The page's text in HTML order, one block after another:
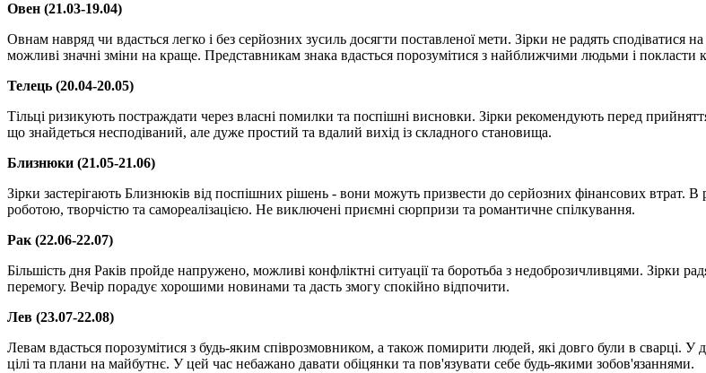
Овен (21.03-19.04)
Овнам навряд чи вдасться легко і без серйозних зусиль досягти поставленої мети. Зірки не радять сподіватися
можливі значні зміни на краще. Представникам знака вдасться порозумітися з найближчими людьми і покласти
Телець (20.04-20.05)
Тільці ризикують постраждати через власні помилки та поспішні висновки. Зірки рекомендують перед
що знайдеться несподіваний, але дуже простий та вдалий вихід із складного становища.
Близнюки (21.05-21.06)
Зірки застерігають Близнюків від поспішних рішень - вони можуть призвести до серйозних фінансових втрат.
роботою, творчістю та самореалізацією. Не виключені приємні сюрпризи та романтичне спілкування.
Рак (22.06-22.07)
Більшість дня Раків пройде напружено, можливі конфліктні ситуації та боротьба з недоброзичливцями. Зірки
перемогу. Вечір порадує хорошими новинами та дасть змогу спокійно відпочити.
Лев (23.07-22.08)
Левам вдасться порозумітися з будь-яким співрозмовником, а також помирити людей, які довго були в сварці.
цілі та плани на майбутнє. У цей час небажано давати обіцянки та пов'язувати себе будь-якими зобов'язаннями.